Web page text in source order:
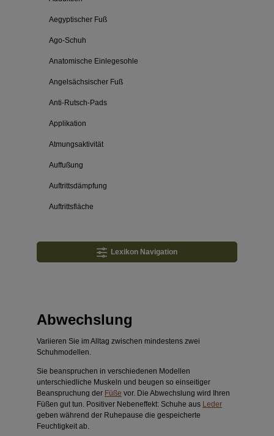
Aegyptischer Fuß
Ago-Schuh
Anatomische Einlegesohle
Angelsächsischer Fuß
Anti-Rutsch-Pads
Applikation
Atmungsaktivität
Auffußung
Auftrittsdämpfung
Auftrittsfläche
Lexikon Navigation
Abwechslung
Variieren Sie im Alltag zwischen mindestens zwei
Schuhmodellen.
Sie beanspruchen in verschiedenen Modellen
unterschiedliche Muskeln und beugen so einseitiger
Beanspruchung der Füße vor. Die Abwechslung wird Ihren
Füßen gut tun. Positiver Nebeneffekt: Schuhe aus Leder
geben während der Ruhepause die gespeicherte
Feuchtigkeit ab.